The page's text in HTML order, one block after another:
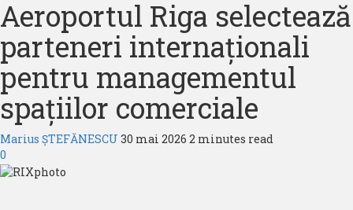
Aeroportul Riga selectează
parteneri internaționali
pentru managementul
spațiilor comerciale
Marius ȘTEFĂNESCU 30 mai 2026 2 minutes read
0